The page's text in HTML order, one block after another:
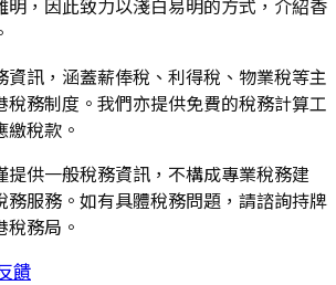
訊，涵蓋薪俸稅、利得稅、物業稅等主
務制度。我們亦提供免費的稅務計算工
稅款。
提供一般稅務資訊，不構成專業稅務建
務服務。如有具體稅務問題，請諮詢持牌
務局。
饋